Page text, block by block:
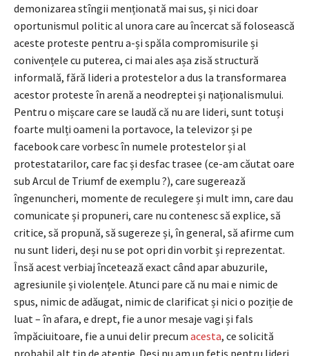
demonizarea stîngii menționată mai sus, și nici doar
oportunismul politic al unora care au încercat să folosească
aceste proteste pentru a-și spăla compromisurile și
conivențele cu puterea, ci mai ales așa zisă structură
informală, fără lideri a protestelor a dus la transformarea
acestor proteste în arenă a neodreptei și naționalismului.
Pentru o mișcare care se laudă că nu are lideri, sunt totuși
foarte mulți oameni la portavoce, la televizor și pe
facebook care vorbesc în numele protestelor și al
protestatarilor, care fac și desfac trasee (ce-am căutat oare
sub Arcul de Triumf de exemplu ?), care sugerează
îngenuncheri, momente de reculegere și mult imn, care dau
comunicate și propuneri, care nu contenesc să explice, să
critice, să propună, să sugereze și, în general, să afirme cum
nu sunt lideri, deși nu se pot opri din vorbit și reprezentat.
Însă acest verbiaj încetează exact când apar abuzurile,
agresiunile și violențele. Atunci pare că nu mai e nimic de
spus, nimic de adăugat, nimic de clarificat și nici o poziție de
luat – în afara, e drept, fie a unor mesaje vagi și fals
împăciuitoare, fie a unui delir precum acesta, ce solicită
probabil alt tip de atenție. Deși nu am un fetiș pentru lideri